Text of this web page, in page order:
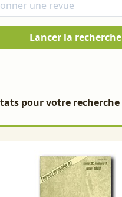
Lancer la recherche
pour votre recherche